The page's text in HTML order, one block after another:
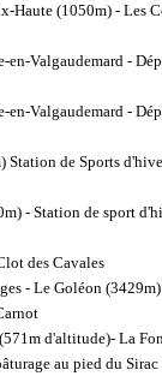
Haute (1050m) - Les
en-Valgaudemard -
en-Valgaudemard -
Station de Sports
- Station de sport
des Cavales
- Le Goléon (3429m)
d'altitude)- La
au pied du Sirac